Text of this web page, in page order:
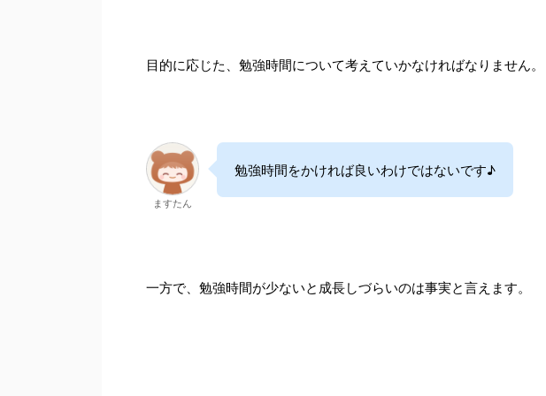
目的に応じた、勉強時間について考えていかなければなりません。
ますたん
勉強時間をかければ良いわけではないです♪
一方で、勉強時間が少ないと成長しづらいのは事実と言えます。